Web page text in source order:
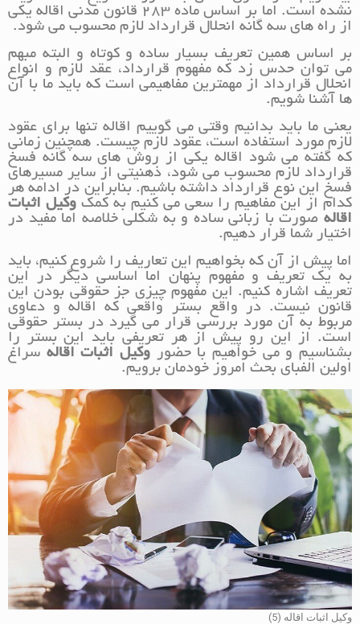
نشده است. اما بر اساس ماده 283 قانون مدنی اقاله یکی
از راه های سه گانه انحلال قرارداد لازم محسوب می شود.
بر اساس همین تعریف بسیار ساده و کوتاه و البته مبهم
می توان حدس زد که مفهوم قرارداد، عقد لازم و انواع
انحلال قرارداد از مهمترین مفاهیمی است که باید ما با آن
ها آشنا شویم.
یعنی ما باید بدانیم وقتی می گوییم اقاله تنها برای عقود
لازم مورد استفاده است، عقود لازم چیست. همچنین زمانی
که گفته می شود اقاله یکی از روش های سه گانه فسخ
قرارداد لازم محسوب می شود، ذهنیتی از سایر مسیرهای
فسخ این نوع قرارداد داشته باشیم. بنابراین در ادامه هر
کدام از این مفاهیم را سعی می کنیم به کمک وکیل اثبات
اقاله صورت با زبانی ساده و به شکلی خلاصه اما مفید در
اختیار شما قرار دهیم.
اما پیش از آن که بخواهیم این تعاریف را شروع کنیم، باید
به یک تعریف و مفهوم پنهان اما اساسی دیگر در این
تعریف اشاره کنیم. این مفهوم چیزی جز حقوقی بودن این
قانون نیست. در واقع بستر واقعی که اقاله و دعاوی
مربوط به آن مورد بررسی قرار می گیرد در بستر حقوقی
است. از این رو پیش از هر تعریفی باید این بستر را
بشناسیم و می خواهیم با حضور وکیل اثبات اقاله سراغ
اولین الفبای بحث امروز خودمان برویم.
وکیل اثبات اقاله (5)